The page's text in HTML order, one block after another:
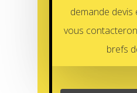
demande devis
vous
brefs